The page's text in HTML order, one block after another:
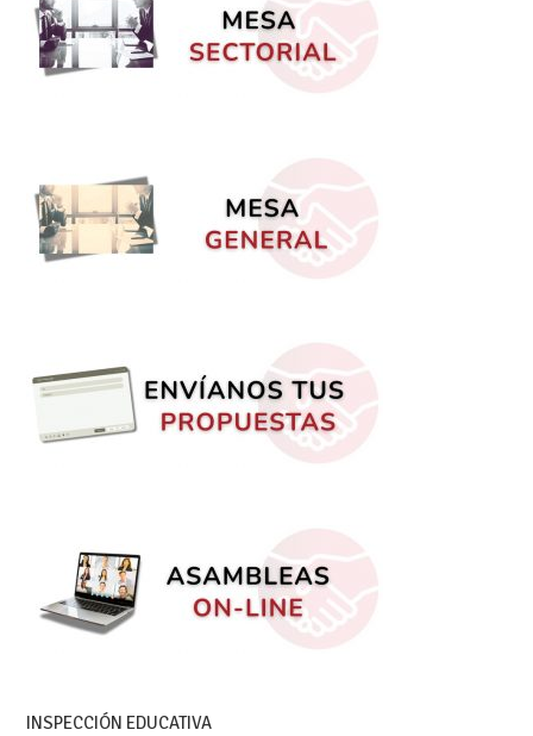
INSPECCIÓN EDUCATIVA